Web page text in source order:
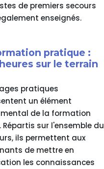
de premiers secours
enseignés.
pratique :
sur le terrain
pratiques
un élément
de la formation
Répartis sur l'ensemble du
ils permettent aux
de mettre en
les connaissances